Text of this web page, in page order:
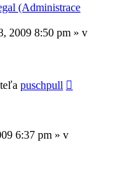
(Administrace
2009 8:50 pm » v
puschpull
6:37 pm » v